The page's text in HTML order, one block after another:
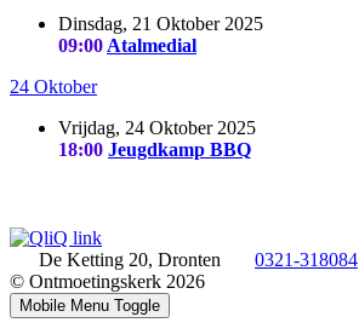
Dinsdag, 21 Oktober 2025
09:00 Atalmedial
24 Oktober
Vrijdag, 24 Oktober 2025
18:00 Jeugdkamp BBQ
De Ketting 20, Dronten
0321-318084
© Ontmoetingskerk 2026
Mobile Menu Toggle